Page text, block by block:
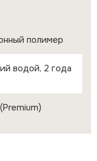
полимер
водой, 2 года